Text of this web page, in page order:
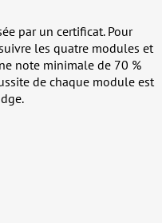
par un certificat. Pour
les quatre modules et
note minimale de 70 %
de chaque module est